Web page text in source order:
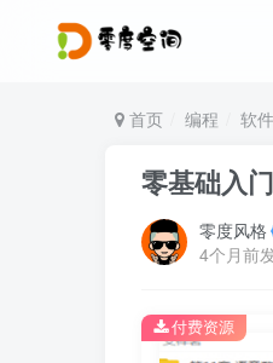
首页 编程 软
零基础入
零度风格
4个月前
付费资源